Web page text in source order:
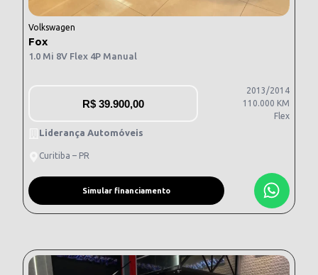
Volkswagen
Fox
1.0 Mi 8V Flex 4P Manual
R$ 39.900,00
2013/2014
110.000 KM
Flex
Liderança Automóveis
Curitiba – PR
Simular financiamento